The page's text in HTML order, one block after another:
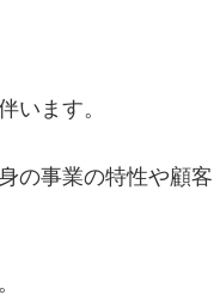
います。
の事業の特性や顧客